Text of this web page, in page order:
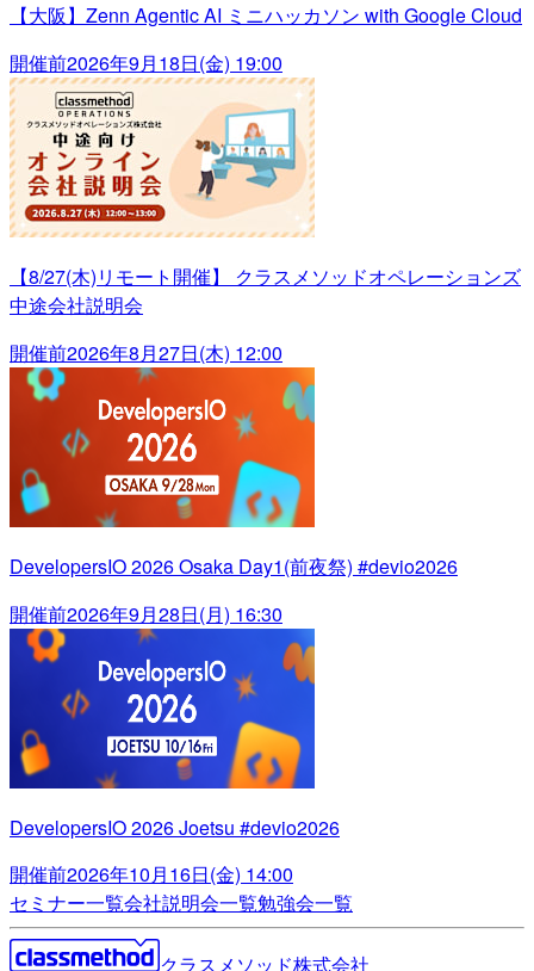
【大阪】Zenn Agentic AI ミニハッカソン with Google Cloud
開催前2026年9月18日(金) 19:00
【8/27(木)リモート開催】 クラスメソッドオペレーションズ
中途会社説明会
開催前2026年8月27日(木) 12:00
DevelopersIO 2026 Osaka Day1(前夜祭) #devio2026
開催前2026年9月28日(月) 16:30
DevelopersIO 2026 Joetsu #devio2026
開催前2026年10月16日(金) 14:00
セミナー一覧会社説明会一覧勉強会一覧
クラスメソッド株式会社